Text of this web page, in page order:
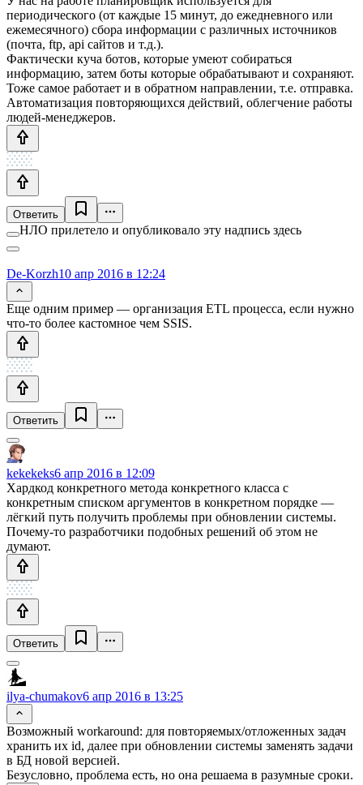
периодического (от каждые 15 минут, до ежедневного или
ежемесячного) сбора информации с различных источников
(почта, ftp, api сайтов и т.д.).
Фактически куча ботов, которые умеют собираться
информацию, затем боты которые обрабатывают и сохраняют.
Тоже самое работает и в обратном направлении, т.е. отправка.
Автоматизация повторяющихся действий, облегчение работы
людей-менеджеров.
Ответить
НЛО прилетело и опубликовало эту надпись здесь
De-Korzh10 апр 2016 в 12:24
Еще одним пример — организация ETL процесса, если нужно
что-то более кастомное чем SSIS.
Ответить
kekekeks6 апр 2016 в 12:09
Хардкод конкретного метода конкретного класса с
конкретным списком аргументов в конкретном порядке —
лёгкий путь получить проблемы при обновлении системы.
Почему-то разработчики подобных решений об этом не
думают.
Ответить
ilya-chumakov6 апр 2016 в 13:25
Возможный workaround: для повторяемых/отложенных задач
хранить их id, далее при обновлении системы заменять задачи
в БД новой версией.
Безусловно, проблема есть, но она решаема в разумные сроки.